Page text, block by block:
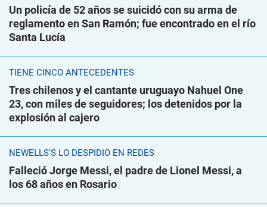
Un policía de 52 años se suicidó con su arma de
reglamento en San Ramón; fue encontrado en el río
Santa Lucía
TIENE CINCO ANTECEDENTES
Tres chilenos y el cantante uruguayo Nahuel One
23, con miles de seguidores; los detenidos por la
explosión al cajero
NEWELLS'S LO DESPIDIÓ EN REDES
Falleció Jorge Messi, el padre de Lionel Messi, a
los 68 años en Rosario